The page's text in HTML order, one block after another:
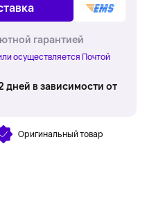
гарантией
осуществляется Почтой
дней в зависимости от
Оригинальный товар